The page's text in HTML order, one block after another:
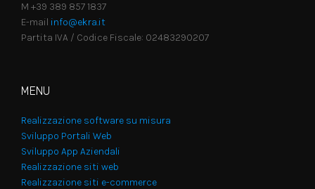
M +39 389 857 1837
E-mail info@ekra.it
Partita IVA / Codice Fiscale: 02483290207
MENU
Realizzazione software su misura
Sviluppo Portali Web
Sviluppo App Aziendali
Realizzazione siti web
Realizzazione siti e-commerce